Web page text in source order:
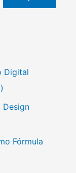
Digital
Design
Fórmula